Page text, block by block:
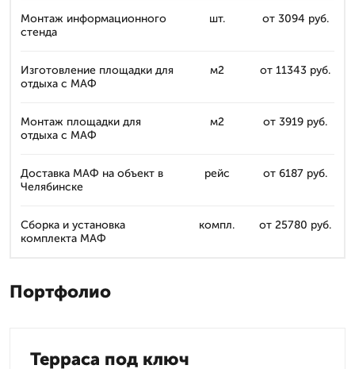
Монтаж информационного
стенда
шт. от 3094 руб.
Изготовление площадки для
отдыха с МАФ
м2 от 11343 руб.
Монтаж площадки для
отдыха с МАФ
м2 от 3919 руб.
Доставка МАФ на объект в
Челябинске
рейс от 6187 руб.
Сборка и установка
комплекта МАФ
компл. от 25780 руб.
Портфолио
Терраса под ключ